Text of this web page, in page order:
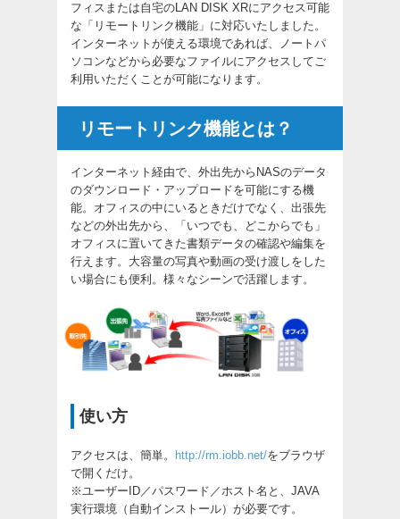
フィスまたは自宅のLAN DISK XRにアクセス可能
な「リモートリンク機能」に対応いたしました。
インターネットが使える環境であれば、ノートパ
ソコンなどから必要なファイルにアクセスしてご
利用いただくことが可能になります。
リモートリンク機能とは？
インターネット経由で、外出先からNASのデータ
のダウンロード・アップロードを可能にする機
能。オフィスの中にいるときだけでなく、出張先
などの外出先から、「いつでも、どこからでも」
オフィスに置いてきた書類データの確認や編集を
行えます。大容量の写真や動画の受け渡しをした
い場合にも便利。様々なシーンで活躍します。
使い方
アクセスは、簡単。 http://rm.iobb.net/をブラウザ
で開くだけ。
※ユーザーID／パスワード／ホスト名と、JAVA
実行環境（自動インストール）が必要です。